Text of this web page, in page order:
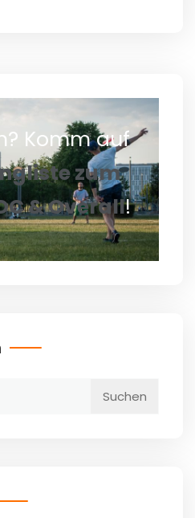
Komm auf
zum
& Overall!